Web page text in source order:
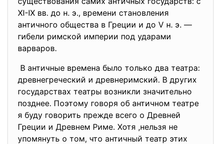
XI-IX вв. до н. э., времени становления
античного общества в Греции и до V н. э. —
гибели римской империи под ударами
варваров.
В античные времена было только два театра:
древнегреческий и древнеримский. В других
государствах театры возникли значительно
позднее. Поэтому говоря об античном театре
я буду говорить прежде всего о Древней
Греции и Древнем Риме. Хотя ,нельзя не
упомянуть о том, что античный театр этих